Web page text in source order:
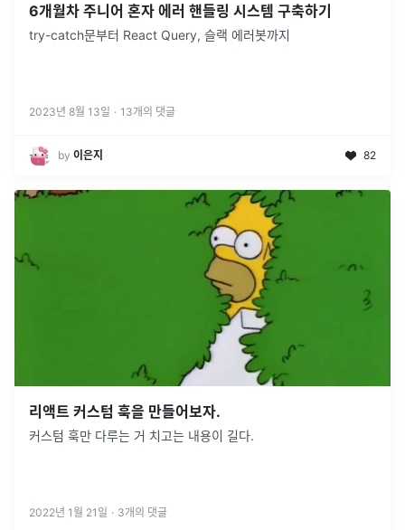
6개월차 주니어 혼자 에러 핸들링 시스템 구축하기
try-catch문부터 React Query, 슬랙 에러봇까지
2023년 8월 13일 · 13개의 댓글
by 이은지 82
리액트 커스텀 훅을 만들어보자.
커스텀 훅만 다루는 거 치고는 내용이 길다.
2022년 1월 21일 · 3개의 댓글